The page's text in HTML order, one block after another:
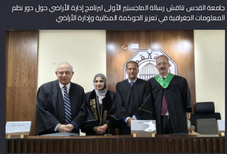
جامعة القدس تناقش رسالة الماجستير الأولى لبرنامج إدارة الأراضي حول دور نظم
المعلومات الجغرافية في تعزيز الحوكمة المكانية وإدارة الأراضي